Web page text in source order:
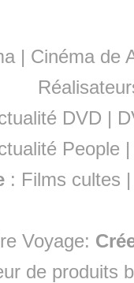
| Cinéma de
DVD |
People
: Films cultes
Voyage:
de produits